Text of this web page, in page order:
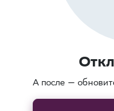
А после —